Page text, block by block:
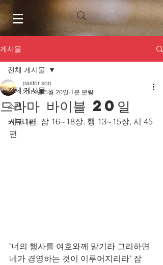
게시물
전체 게시물
소개
커뮤니티
전체 게시물
드라마 바이블 20일
pastor son
2019년 5월 20일 1분 분량
시 61편, 잠 16~18장, 행 13~15장, 시 45
편
"너의 행사를 여호와께 맡기라 그리하면
네가 경영하는 것이 이루어지리라" 잠